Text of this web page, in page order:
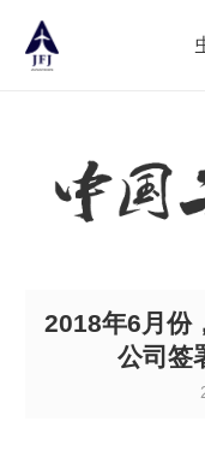
2018年6月份
公司签